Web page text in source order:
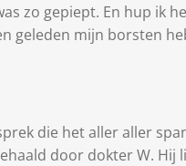
zo gepiept. En hup ik
geleden mijn borsten
die het aller aller
door dokter W. Hij